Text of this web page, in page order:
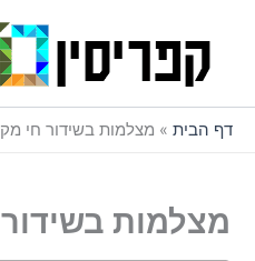
דף הבית » מצלמות בשידור חי
מצלמות